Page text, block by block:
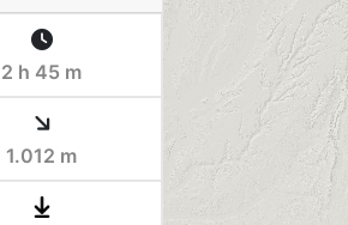
2 h 45 m
1.012 m